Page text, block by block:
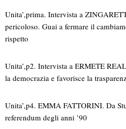
Unita’,prima. Intervista a
pericoloso. Guai a fermare il
rispetto
Unita’,p2. Intervista a ERMETE
la democrazia e favorisce la
Unita’,p4. EMMA FATTORINI. Da
referendum degli anni ’90